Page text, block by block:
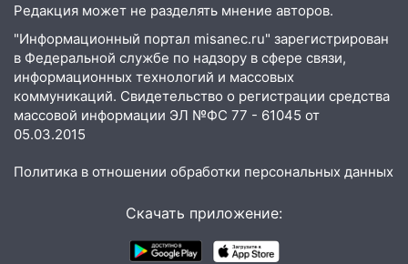
16:31
В Ульяновской области
капитально отремонтируют 101
многоквартирный дом
16:30 Прогноз погоды в Ульяновской
области на 5 августа
16:20 В Сурском районе сёла оказались
не защищены от лесных пожаров
16-м этаже в Ульяновске
Прокуратура потребовала
Редакция может не разделять мнение авторов.
"Информационный портал misanec.ru" зарегистрирован
в Федеральной службе по надзору в сфере связи,
информационных технологий и массовых
коммуникаций. Свидетельство о регистрации средства
массовой информации ЭЛ №ФС 77 - 61045 от
05.03.2015
Политика в отношении обработки персональных данных
Скачать приложение: